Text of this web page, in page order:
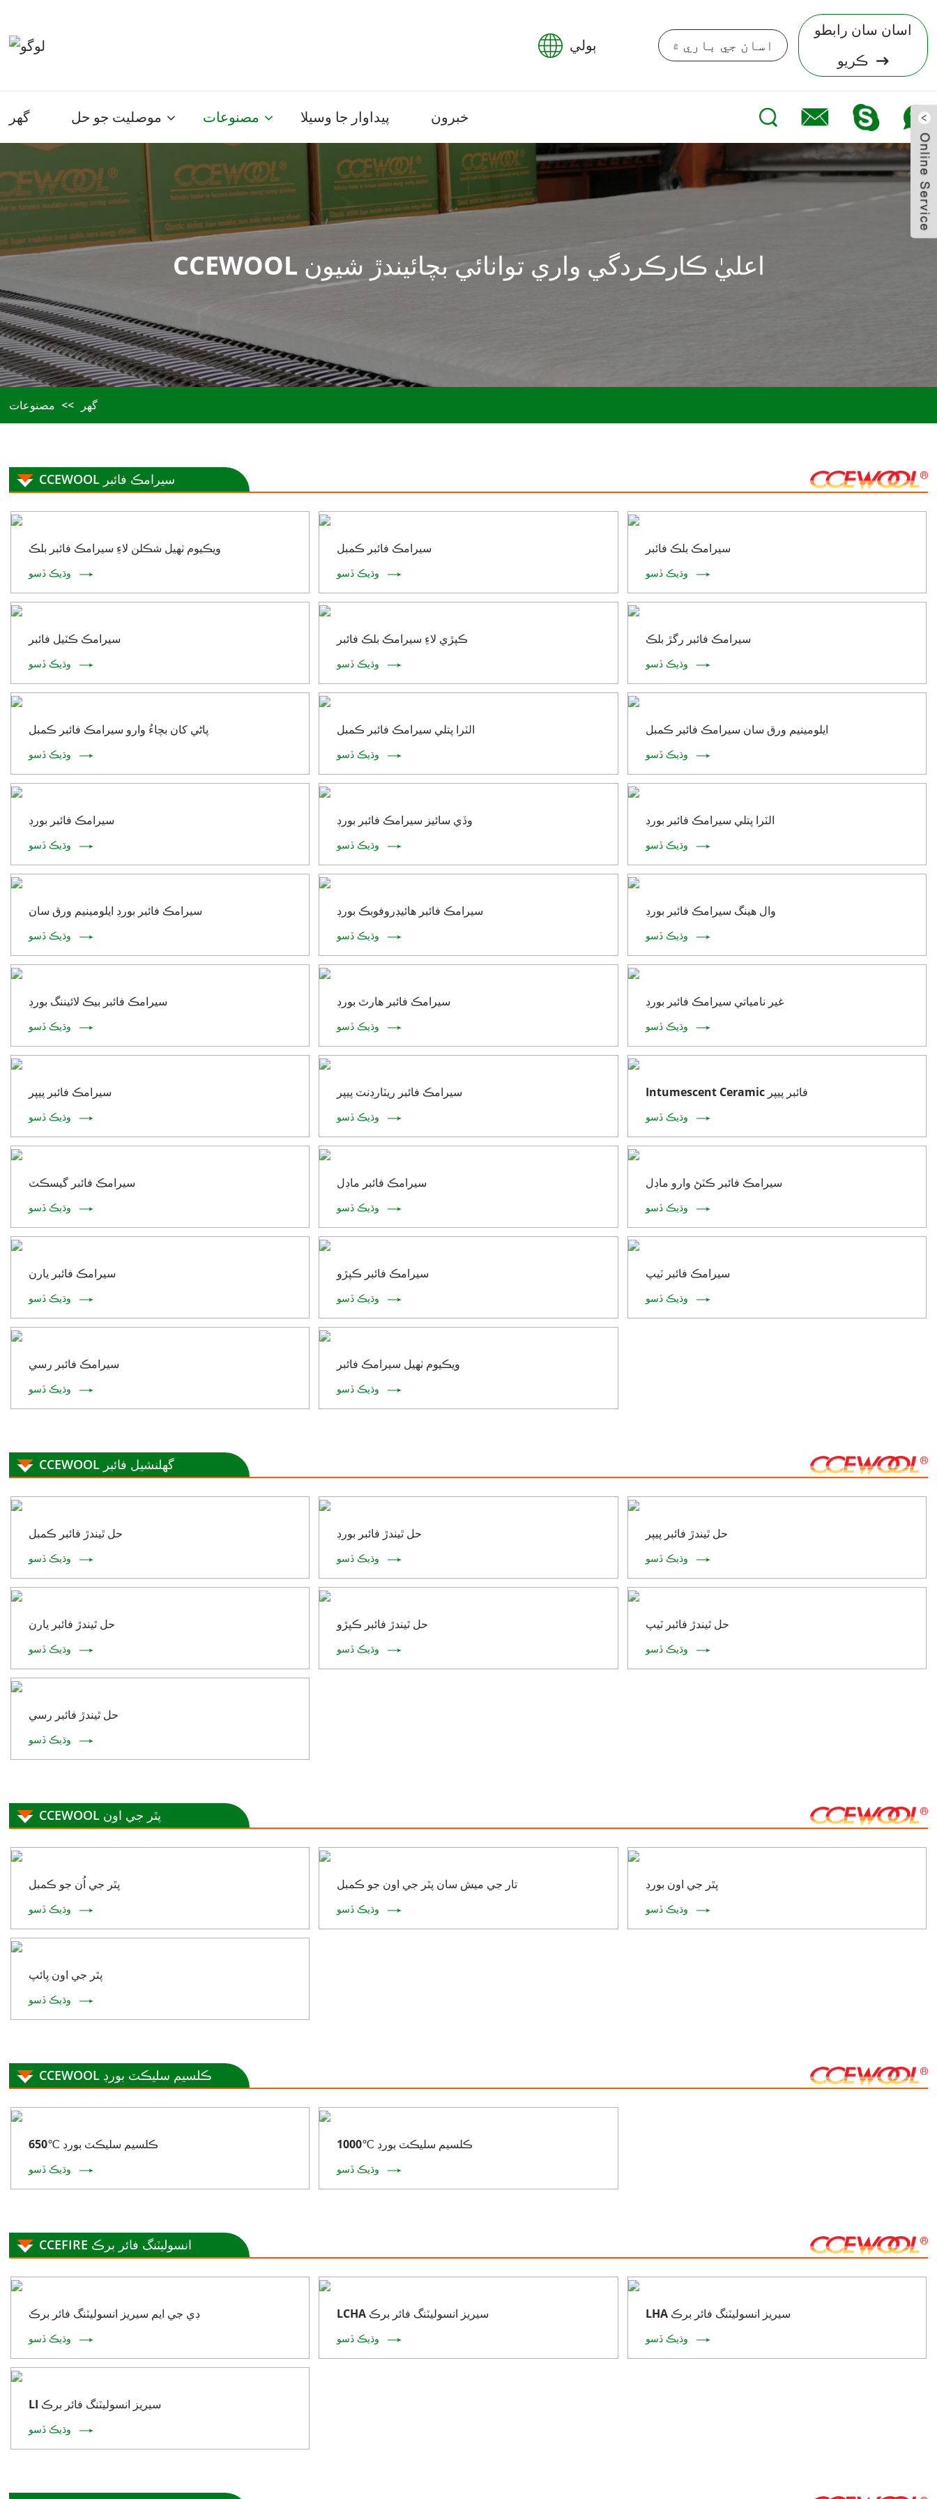
ٻولي اسان جي باري ۾
اسان سان رابطو
ڪريو
گھر موصليت جو حل مصنوعات پيداوار جا وسيلا خبرون
CCEWOOL اعليٰ ڪارڪردگي واري توانائي بچائيندڙ شيون
گھر مصنوعات
CCEWOOL سيرامڪ فائبر
ويڪيوم ٺهيل شڪلن لاءِ سيرامڪ فائبر بلڪ
وڌيڪ ڏسو
سيرامڪ فائبر ڪمبل
وڌيڪ ڏسو
سيرامڪ بلڪ فائبر
وڌيڪ ڏسو
سيرامڪ ڪٽيل فائبر
وڌيڪ ڏسو
ڪپڙي لاءِ سيرامڪ بلڪ فائبر
وڌيڪ ڏسو
سيرامڪ فائبر رگڙ بلڪ
وڌيڪ ڏسو
پاڻي کان بچاءُ وارو سيرامڪ فائبر ڪمبل
وڌيڪ ڏسو
الٽرا پتلي سيرامڪ فائبر ڪمبل
وڌيڪ ڏسو
ايلومينيم ورق سان سيرامڪ فائبر ڪمبل
وڌيڪ ڏسو
سيرامڪ فائبر بورڊ
وڌيڪ ڏسو
وڏي سائيز سيرامڪ فائبر بورڊ
وڌيڪ ڏسو
الٽرا پتلي سيرامڪ فائبر بورڊ
وڌيڪ ڏسو
سيرامڪ فائبر بورڊ ايلومينيم ورق سان
وڌيڪ ڏسو
سيرامڪ فائبر هائيڊروفوبڪ بورڊ
وڌيڪ ڏسو
وال هينگ سيرامڪ فائبر بورڊ
وڌيڪ ڏسو
سيرامڪ فائبر بيڪ لائيننگ بورڊ
وڌيڪ ڏسو
سيرامڪ فائبر هارٿ بورڊ
وڌيڪ ڏسو
غير نامياتي سيرامڪ فائبر بورڊ
وڌيڪ ڏسو
سيرامڪ فائبر پيپر
وڌيڪ ڏسو
سيرامڪ فائبر ريٽارڊنٽ پيپر
وڌيڪ ڏسو
Intumescent Ceramic فائبر پيپر
وڌيڪ ڏسو
سيرامڪ فائبر گيسڪٽ
وڌيڪ ڏسو
سيرامڪ فائبر ماڊل
وڌيڪ ڏسو
سيرامڪ فائبر ڪٽڻ وارو ماڊل
وڌيڪ ڏسو
سيرامڪ فائبر يارن
وڌيڪ ڏسو
سيرامڪ فائبر ڪپڙو
وڌيڪ ڏسو
سيرامڪ فائبر ٽيپ
وڌيڪ ڏسو
سيرامڪ فائبر رسي
وڌيڪ ڏسو
ويڪيوم ٺهيل سيرامڪ فائبر
وڌيڪ ڏسو
CCEWOOL گھلنشيل فائبر
حل ٿيندڙ فائبر ڪمبل
وڌيڪ ڏسو
حل ٿيندڙ فائبر بورڊ
وڌيڪ ڏسو
حل ٿيندڙ فائبر پيپر
وڌيڪ ڏسو
حل ٿيندڙ فائبر يارن
وڌيڪ ڏسو
حل ٿيندڙ فائبر ڪپڙو
وڌيڪ ڏسو
حل ٿيندڙ فائبر ٽيپ
وڌيڪ ڏسو
حل ٿيندڙ فائبر رسي
وڌيڪ ڏسو
CCEWOOL پٿر جي اون
پٿر جي اُن جو ڪمبل
وڌيڪ ڏسو
تار جي ميش سان پٿر جي اون جو ڪمبل
وڌيڪ ڏسو
پٿر جي اون بورڊ
وڌيڪ ڏسو
پٿر جي اون پائپ
وڌيڪ ڏسو
CCEWOOL ڪلسيم سليڪٽ بورڊ
650℃ ڪلسيم سليڪٽ بورڊ
وڌيڪ ڏسو
1000℃ ڪلسيم سليڪٽ بورڊ
وڌيڪ ڏسو
CCEFIRE انسوليٽنگ فائر برڪ
ڊي جي ايم سيريز انسوليٽنگ فائر برڪ
وڌيڪ ڏسو
LCHA سيريز انسوليٽنگ فائر برڪ
وڌيڪ ڏسو
LHA سيريز انسوليٽنگ فائر برڪ
وڌيڪ ڏسو
LI سيريز انسوليٽنگ فائر برڪ
وڌيڪ ڏسو